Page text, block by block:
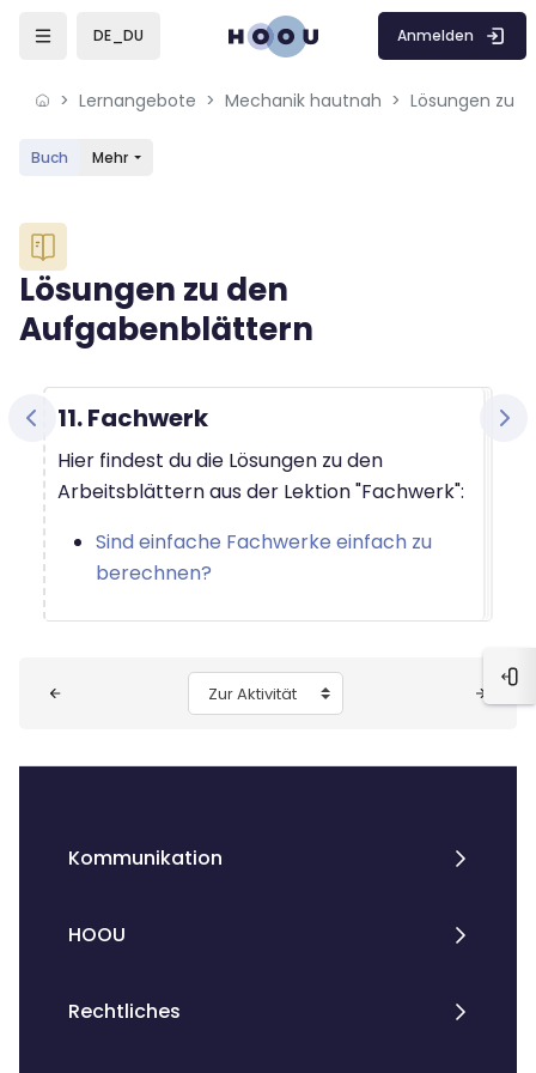
Skip to sidebar navigation menu
Skip to mobile navigation menu
Skip to sidebar hidden blocks
DE_DU Anmelden
Lernangebote Mechanik hautnah Lösungen zu
Buch Mehr
Blöcke
Lösungen zu den
Aufgabenblättern
Blöcke
Abschlussbedingungen
11. Fachwerk
Hier findest du die Lösungen zu den
Arbeitsblättern aus der Lektion "Fachwerk":
Sind einfache Fachwerke einfach zu
berechnen?
Zur Aktivität
Kommunikation
HOOU
Rechtliches